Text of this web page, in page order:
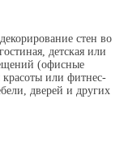
стен во
детская или
(офисные
или фитнес-
дверей и других